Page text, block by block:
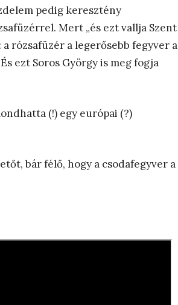
pedig keresztény
Mert „és ezt vallja Szent
a rózsafüzér a legerősebb fegyver a
ezt Soros György is meg fogja
(!) egy európai (?)
bár félő, hogy a csodafegyver a